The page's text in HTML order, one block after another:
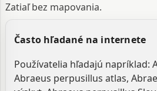
Zatiaľ bez mapovania.
Často hľadané na internete
Používatelia hľadajú napríklad:
Abraeus perpusillus atlas,